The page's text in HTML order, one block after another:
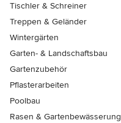
Tischler & Schreiner
Treppen & Geländer
Wintergärten
Garten- & Landschaftsbau
Gartenzubehör
Pflasterarbeiten
Poolbau
Rasen & Gartenbewässerung